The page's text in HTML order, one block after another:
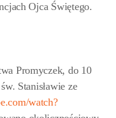
Ojca Świętego.
Promyczek, do 10
Stanisławie ze
watch?